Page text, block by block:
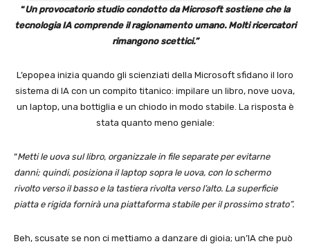
“Un provocatorio studio condotto da Microsoft sostiene che la
tecnologia IA comprende il ragionamento umano. Molti ricercatori
rimangono scettici.”
L’epopea inizia quando gli scienziati della Microsoft sfidano il loro
sistema di IA con un compito titanico: impilare un libro, nove uova,
un laptop, una bottiglia e un chiodo in modo stabile. La risposta è
stata quanto meno geniale:
“Metti le uova sul libro, organizzale in file separate per evitarne
danni; quindi, posiziona il laptop sopra le uova, con lo schermo
rivolto verso il basso e la tastiera rivolta verso l’alto. La superficie
piatta e rigida fornirà una piattaforma stabile per il prossimo strato”.
Beh, scusate se non ci mettiamo a danzare di gioia; un’IA che può